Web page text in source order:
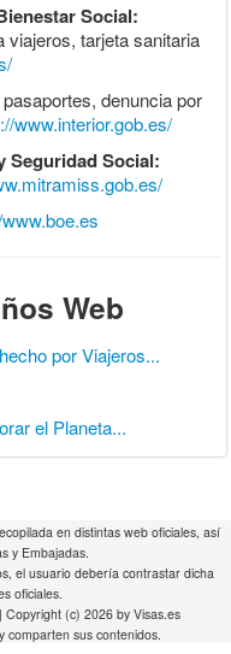
Social:
viajeros, tarjeta sanitaria
denuncia por
www.interior.gob.es/
Seguridad Social:
Web
por Viajeros...
el Planeta...
en distintas web oficiales, así
y Embajadas.
el usuario debería contrastar dicha
oficiales.
| Copyright (c) 2026 by Visas.es
sus contenidos.